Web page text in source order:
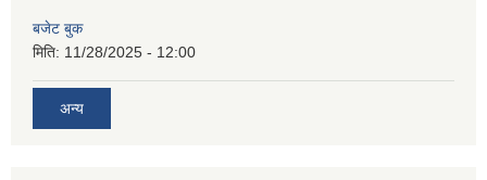
बजेट बुक
मिति: 11/28/2025 - 12:00
अन्य